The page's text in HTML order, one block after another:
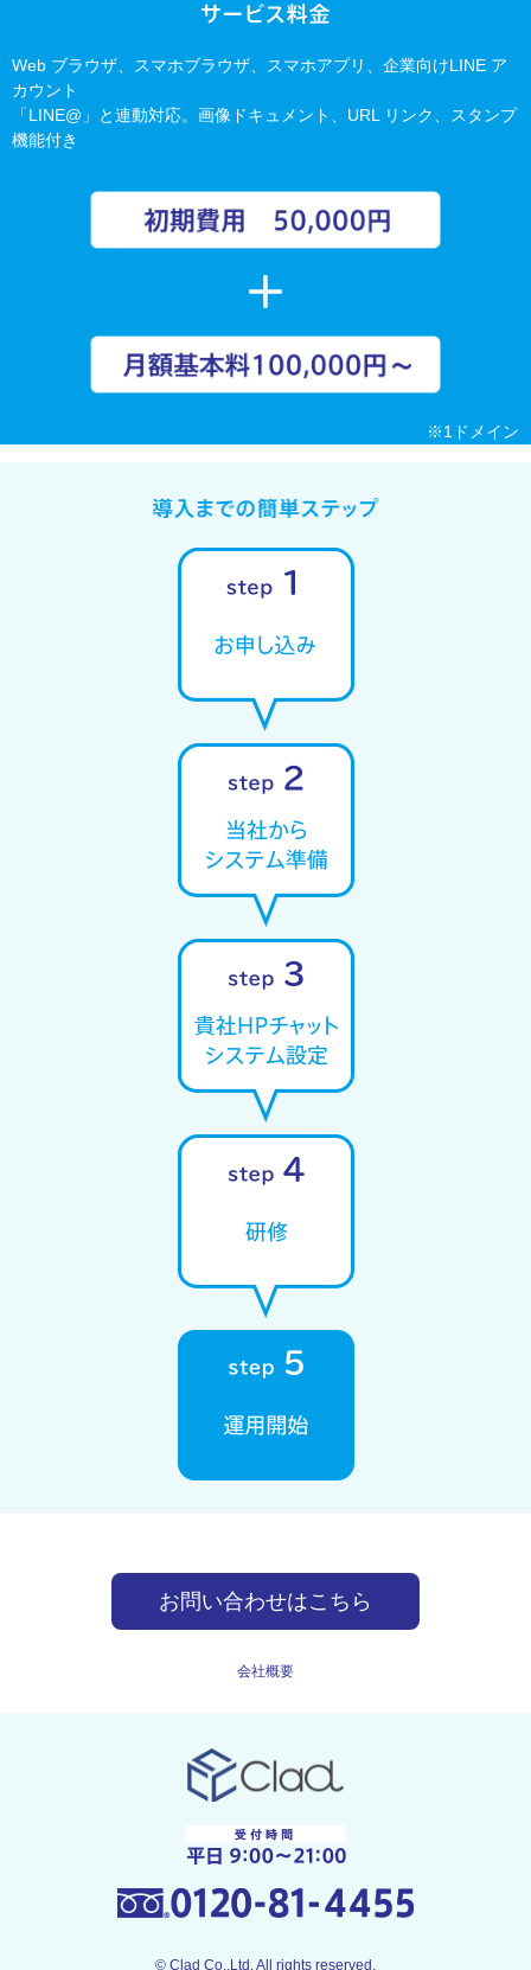
Web ブラウザ、スマホブラウザ、スマホアプリ、企業向けLINE ア
カウント
「LINE@」と連動対応。画像ドキュメント、URL リンク、スタンプ
機能付き
※1ドメイン
お問い合わせはこちら
会社概要
0120-81-4455
© Clad Co.,Ltd. All rights reserved.